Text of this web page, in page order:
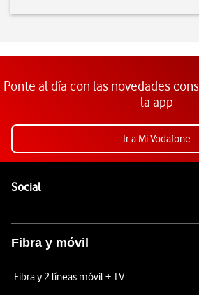
Ponte al día con las novedades
la app
Ir a Mi Vodafone
SocialEnlaces a las redes sociales de
Fibra y móvil
Fibra y 2 líneas móvil + TV